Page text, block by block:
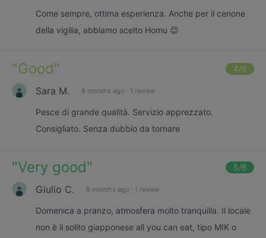
Come sempre, ottima esperienza. Anche per il cenone
della vigilia, abbiamo scelto Homu 😊
"Good" 4/6
Sara M. 8 months ago · 1 review
Pesce di grande qualità. Servizio apprezzato.
Consigliato. Senza dubbio da tornare
"Very good" 5/6
Giulio C. 8 months ago · 1 review
Domenica a pranzo, atmosfera molto tranquilla. Il locale
non è il solito giapponese all you can eat, tipo MIK o